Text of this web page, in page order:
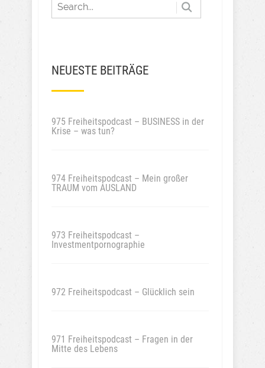
NEUESTE BEITRÄGE
975 Freiheitspodcast – BUSINESS in der
Krise – was tun?
974 Freiheitspodcast – Mein großer
TRAUM vom AUSLAND
973 Freiheitspodcast –
Investmentpornographie
972 Freiheitspodcast – Glücklich sein
971 Freiheitspodcast – Fragen in der
Mitte des Lebens